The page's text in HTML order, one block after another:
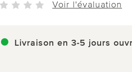
Voir l'évaluation
Livraison en 3-5 jours